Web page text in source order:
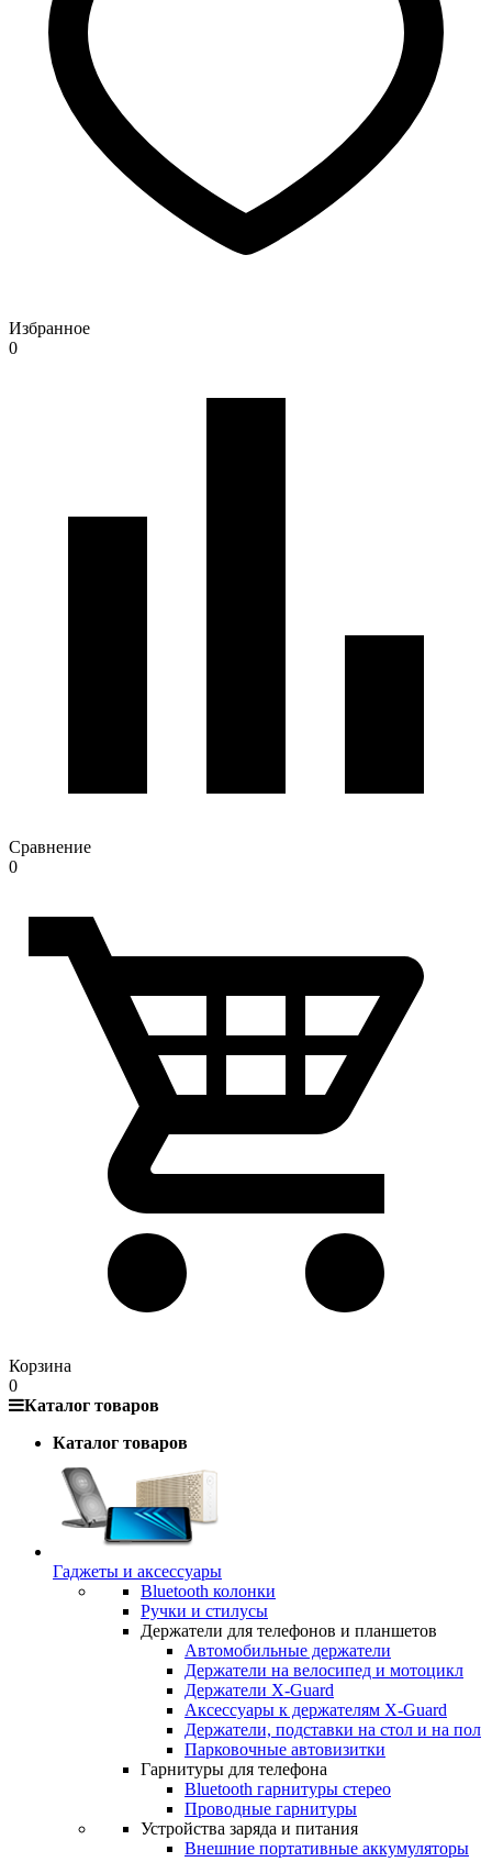
Избранное
0
Сравнение
0
Корзина
0
Каталог товаров
Каталог товаров
Гаджеты и аксессуары
Bluetooth колонки
Ручки и стилусы
Держатели для телефонов и планшетов
Автомобильные держатели
Держатели на велосипед и мотоцикл
Держатели X-Guard
Аксессуары к держателям X-Guard
Держатели, подставки на стол и на пол
Парковочные автовизитки
Гарнитуры для телефона
Bluetooth гарнитуры стерео
Проводные гарнитуры
Устройства заряда и питания
Внешние портативные аккумуляторы